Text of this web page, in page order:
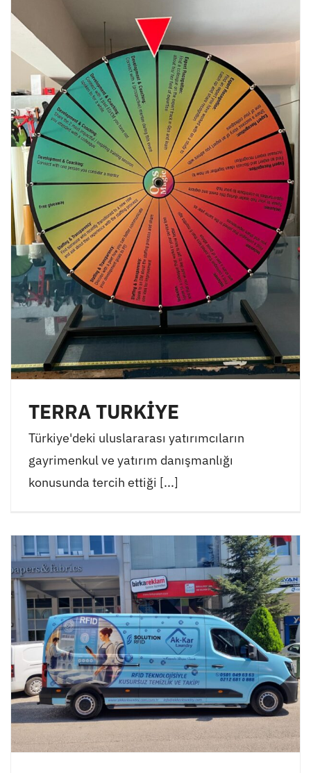
TERRA TURKİYE
Türkiye'deki uluslararası yatırımcıların
gayrimenkul ve yatırım danışmanlığı
konusunda tercih ettiği [...]